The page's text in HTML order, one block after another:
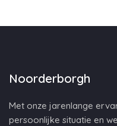
Noorderborgh
Met onze jarenlange
persoonlijke situatie en